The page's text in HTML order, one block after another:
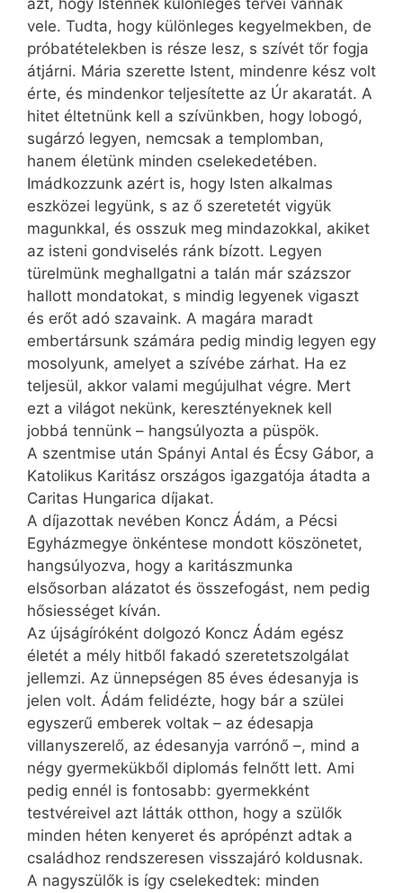
azt, hogy Istennek különleges tervei vannak
vele. Tudta, hogy különleges kegyelmekben, de
próbatételekben is része lesz, s szívét tőr fogja
átjárni. Mária szerette Istent, mindenre kész volt
érte, és mindenkor teljesítette az Úr akaratát. A
hitet éltetnünk kell a szívünkben, hogy lobogó,
sugárzó legyen, nemcsak a templomban,
hanem életünk minden cselekedetében.
Imádkozzunk azért is, hogy Isten alkalmas
eszközei legyünk, s az ő szeretetét vigyük
magunkkal, és osszuk meg mindazokkal, akiket
az isteni gondviselés ránk bízott. Legyen
türelmünk meghallgatni a talán már százszor
hallott mondatokat, s mindig legyenek vigaszt
és erőt adó szavaink. A magára maradt
embertársunk számára pedig mindig legyen egy
mosolyunk, amelyet a szívébe zárhat. Ha ez
teljesül, akkor valami megújulhat végre. Mert
ezt a világot nekünk, keresztényeknek kell
jobbá tennünk – hangsúlyozta a püspök.
A szentmise után Spányi Antal és Écsy Gábor, a
Katolikus Karitász országos igazgatója átadta a
Caritas Hungarica díjakat.
A díjazottak nevében Koncz Ádám, a Pécsi
Egyházmegye önkéntese mondott köszönetet,
hangsúlyozva, hogy a karitászmunka
elsősorban alázatot és összefogást, nem pedig
hősiességet kíván.
Az újságíróként dolgozó Koncz Ádám egész
életét a mély hitből fakadó szeretetszolgálat
jellemzi. Az ünnepségen 85 éves édesanyja is
jelen volt. Ádám felidézte, hogy bár a szülei
egyszerű emberek voltak – az édesapja
villanyszerelő, az édesanyja varrónő –, mind a
négy gyermekükből diplomás felnőtt lett. Ami
pedig ennél is fontosabb: gyermekként
testvéreivel azt látták otthon, hogy a szülők
minden héten kenyeret és aprópénzt adtak a
családhoz rendszeresen visszajáró koldusnak.
A nagyszülők is így cselekedtek: minden